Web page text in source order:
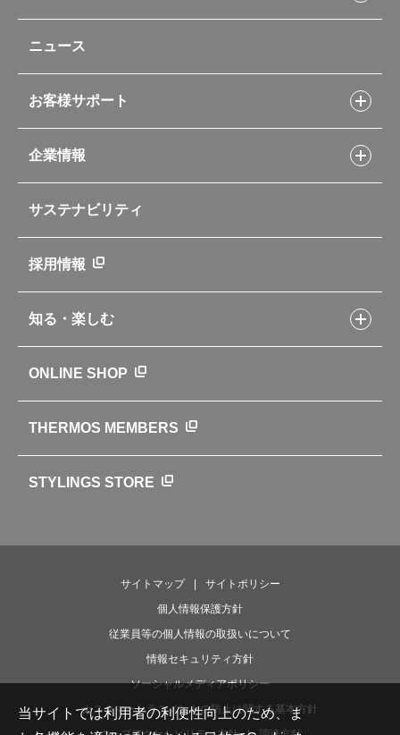
ポット・アイスペール
コーヒーメーカー
ソフトクーラー・バッグ
自転車専用ボトル
アパレル小物
新製品一覧
カタログ
フライパンレシピ
シャトルシェフレシピ
スープジャーレシピ
イージースモーカーレシピ
レシピ本のご紹介
ニュース
お客様サポート
交換用部品の購入方法
部品の種類や販売状況を調べる
よくあるご質問・お問い合わせ
企業情報
企業理念
会社概要
ニュース
世界のサーモス
サーモスの歴史
サステナビリティ
採用情報
知る・楽しむ
クラブサーモス
WEBマガジン
お弁当にエールを込めて
ONLINE SHOP
THERMOS MEMBERS
STYLINGS STORE
サイトマップ
サイトポリシー
個人情報保護方針
従業員等の個人情報の取扱いについて
情報セキュリティ方針
ソーシャルメディアポリシー
カスタマーハラスメントの防止に関する基本方針
当サイトでは利用者の利便性向上のため、ま